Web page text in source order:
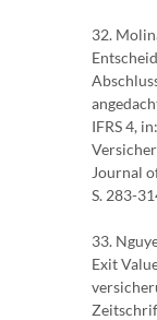
32.
IFRS 4,
Journal
S. 283-
33.
Exit